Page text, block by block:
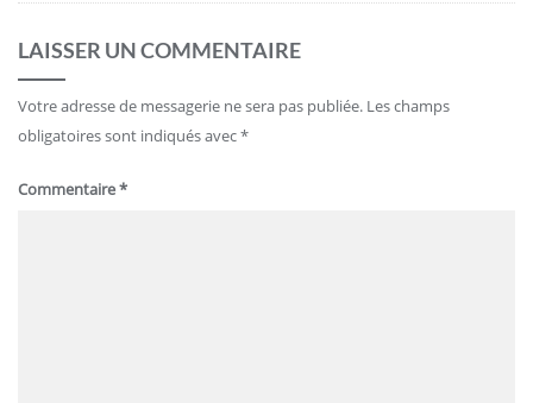
LAISSER UN COMMENTAIRE
Votre adresse de messagerie ne sera pas publiée. Les champs
obligatoires sont indiqués avec*
Commentaire*